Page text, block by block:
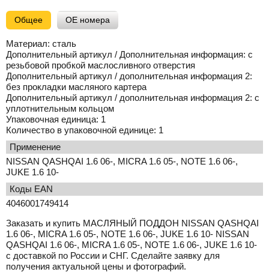
Общее OE номера
Материал: сталь
Дополнительный артикул / Дополнительная информация: с
резьбовой пробкой маслосливного отверстия
Дополнительный артикул / дополнительная информация 2:
без прокладки масляного картера
Дополнительный артикул / дополнительная информация 2: с
уплотнительным кольцом
Упаковочная единица: 1
Количество в упаковочной единице: 1
применение
NISSAN QASHQAI 1.6 06-, MICRA 1.6 05-, NOTE 1.6 06-,
JUKE 1.6 10-
Коды EAN
4046001749414
Заказать и купить МАСЛЯНЫЙ ПОДДОН NISSAN QASHQAI
1.6 06-, MICRA 1.6 05-, NOTE 1.6 06-, JUKE 1.6 10- NISSAN
QASHQAI 1.6 06-, MICRA 1.6 05-, NOTE 1.6 06-, JUKE 1.6 10-
с доставкой по России и СНГ. Сделайте заявку для
получения актуальной цены и фотографий.